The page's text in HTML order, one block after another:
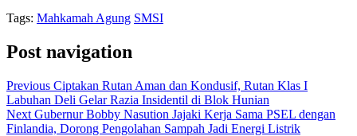
Tags: Mahkamah Agung SMSI
Post navigation
Previous Ciptakan Rutan Aman dan Kondusif, Rutan Klas I
Labuhan Deli Gelar Razia Insidentil di Blok Hunian
Next Gubernur Bobby Nasution Jajaki Kerja Sama PSEL dengan
Finlandia, Dorong Pengolahan Sampah Jadi Energi Listrik